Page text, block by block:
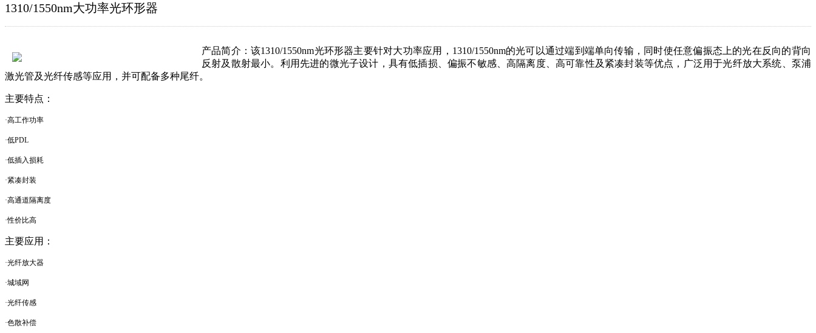
1310/1550nm大功率光环形器
产品简介：该1310/1550nm光环形器主要针对大功率应用，1310/1550nm的光可以通过端到端单向传输，同时使任意偏振态上的光在反向的背向
反射及散射最小。利用先进的微光子设计，具有低插损、偏振不敏感、高隔离度、高可靠性及紧凑封装等优点，广泛用于光纤放大系统、泵浦
激光管及光纤传感等应用，并可配备多种尾纤。
主要特点：
·高工作功率
·低PDL
·低插入损耗
·紧凑封装
·高通道隔离度
·性价比高
主要应用：
·光纤放大器
·城域网
·光纤传感
·色散补偿